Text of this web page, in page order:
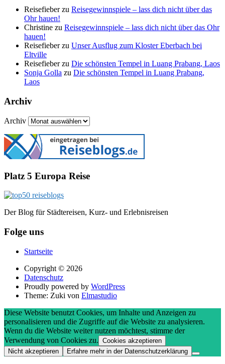
Reisefieberzu Reisegewinnspiele – lass dich nicht über das
Ohr hauen!
Christine zu Reisegewinnspiele – lass dich nicht über das Ohr
hauen!
Reisefieberzu Unser Ausflug zum Kloster Eberbach bei
Eltville
Reisefieberzu Die schönsten Tempel in Luang Prabang, Laos
Sonja Golla zu Die schönsten Tempel in Luang Prabang,
Laos
Archiv
Archiv
Platz 5 Europa Reise
Der Blog für Städtereisen, Kurz- und Erlebnisreisen
Folge uns
Startseite
Copyright © 2026
Datenschutz
Proudly powered by WordPress
Theme: Zuki von Elmastudio
Diese Website benutzt Cookies, um Inhalte und Anzeigen zu
personalisieren und die Zugriffe auf die Website zu analysieren.
Wenn du die Website weiter nutzen möchtest, stimme der
Verwendung von Cookies zu. Cookies akzeptieren
Nicht akzeptieren
Erfahre mehr in der Datenschutzerklärung